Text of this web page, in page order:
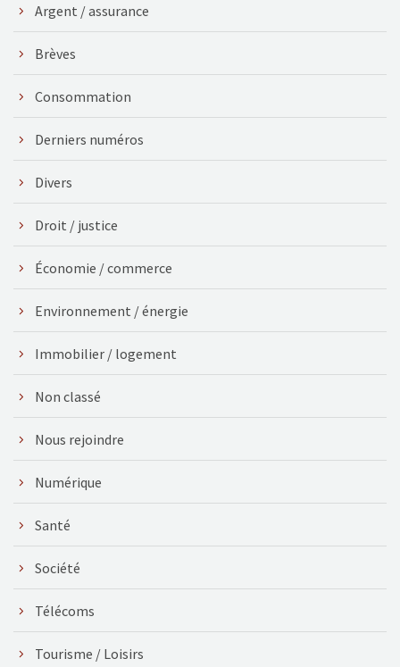
Argent / assurance
Brèves
Consommation
Derniers numéros
Divers
Droit / justice
Économie / commerce
Environnement / énergie
Immobilier / logement
Non classé
Nous rejoindre
Numérique
Santé
Société
Télécoms
Tourisme / Loisirs